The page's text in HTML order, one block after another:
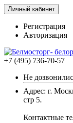
Личный кабинет
Регистрация
Авторизация
+7 (495) 736-70-57
Не
Адрес: г.
стр 5.
Контактные